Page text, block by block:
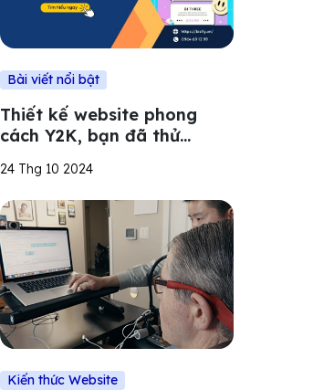
Bài viết nổi bật
Thiết kế website phong
cách Y2K, bạn đã thử
24 Thg 10 2024
Kiến thức Website